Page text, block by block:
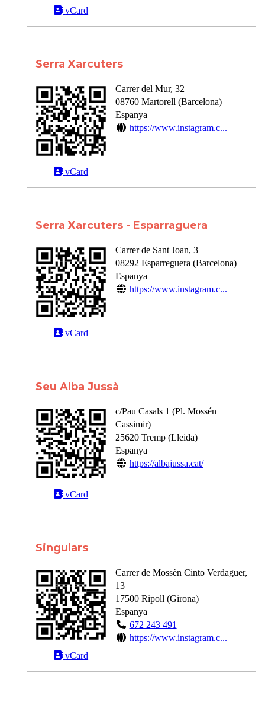
vCard
Serra Xarcuters
vCard
Carrer del Mur, 32
08760 Martorell (Barcelona)
Espanya
https://www.instagram.c...
Serra Xarcuters - Esparraguera
vCard
Carrer de Sant Joan, 3
08292 Esparreguera (Barcelona)
Espanya
https://www.instagram.c...
Seu Alba Jussà
vCard
c/Pau Casals 1 (Pl. Mossén
Cassimir)
25620 Tremp(Lleida)
Espanya
https://albajussa.cat/
Singulars
vCard
Carrer de Mossèn Cinto Verdaguer,
13
17500 Ripoll (Girona)
Espanya
672 243 491
https://www.instagram.c...